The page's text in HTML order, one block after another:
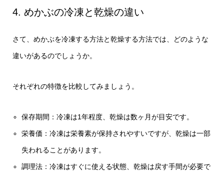
4. めかぶの冷凍と乾燥の違い
さて、めかぶを冷凍する方法と乾燥する方法では、どのような
違いがあるのでしょうか。
それぞれの特徴を比較してみましょう。
保存期間：冷凍は1年程度、乾燥は数ヶ月が目安です。
栄養価：冷凍は栄養素が保持されやすいですが、乾燥は一部
失われることがあります。
調理法：冷凍はすぐに使える状態、乾燥は戻す手間が必要で